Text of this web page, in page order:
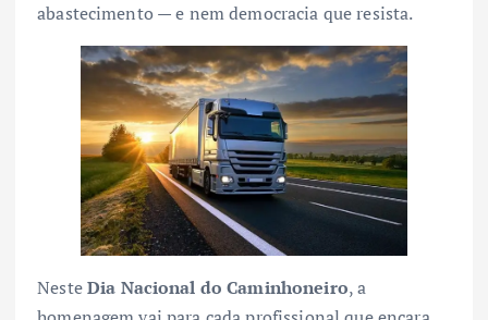
abastecimento — e nem democracia que resista.
NesteDia Nacional do Caminhoneiro, a